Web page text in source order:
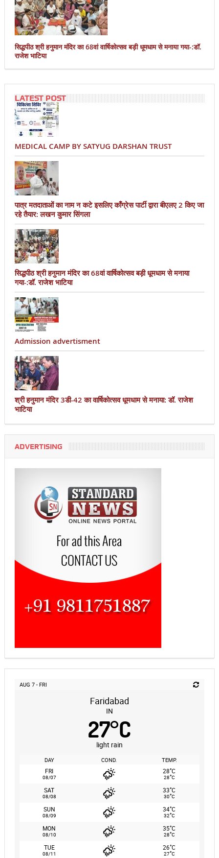
सिद्धपीठ श्री हनुमान मंदिर का 68वां वार्षिकोत्सव बड़ी धूमधाम से मनाया गया-:डॉ.
राजेश भाटिया
LATEST POST
MEDICAL CAMP BY SATYUG DARSHAN TRUST
पात्र मतदाताओं का नाम न कटे इसलिए काँग्रेस पार्टी द्वारा बीएलए 2 किए जा
रहे तैयार: लखन कुमार सिंगला
सिद्धपीठ श्री हनुमान मंदिर का 68वां वार्षिकोत्सव बड़ी धूमधाम से मनाया
गया-:डॉ. राजेश भाटिया
Admission advertisment
श्री हनुमान मंदिर 3डी-42 का वार्षिकोत्सव धूमधाम से मनाया: डॉ. राजेश
भाटिया
ADVERTISING
AUG 7 - FRI
Faridabad
IN
27°C
light rain
DAY COND. TEMP.
FRI
08/07
28°C
28°C
SAT
08/08
33°C
30°C
SUN
08/09
34°C
32°C
MON
08/10
35°C
28°C
TUE
08/11
26°C
27°C